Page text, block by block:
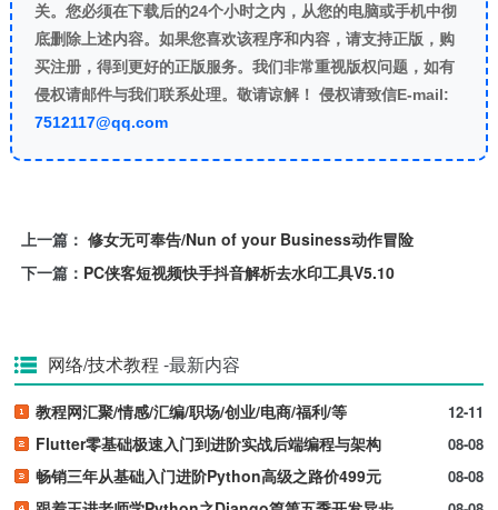
关。您必须在下载后的24个小时之内，从您的电脑或手机中彻
底删除上述内容。如果您喜欢该程序和内容，请支持正版，购
买注册，得到更好的正版服务。我们非常重视版权问题，如有
侵权请邮件与我们联系处理。敬请谅解！ 侵权请致信E-mail:
7512117@qq.com
上一篇： 修女无可奉告/Nun of your Business动作冒险
下一篇： PC侠客短视频快手抖音解析去水印工具V5.10
网络/技术教程 -最新内容
12-11
教程网汇聚/情感/汇编/职场/创业/电商/福利/等
08-08
Flutter零基础极速入门到进阶实战后端编程与架构
08-08
畅销三年从基础入门进阶Python高级之路价499元